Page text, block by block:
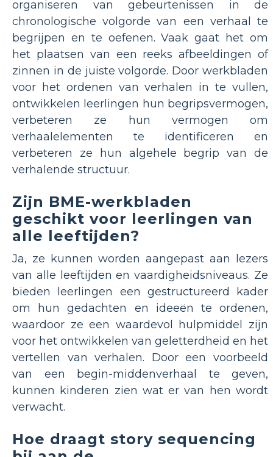
organiseren van gebeurtenissen in de
chronologische volgorde van een verhaal te
begrijpen en te oefenen. Vaak gaat het om
het plaatsen van een reeks afbeeldingen of
zinnen in de juiste volgorde. Door werkbladen
voor het ordenen van verhalen in te vullen,
ontwikkelen leerlingen hun begripsvermogen,
verbeteren ze hun vermogen om
verhaalelementen te identificeren en
verbeteren ze hun algehele begrip van de
verhalende structuur.
Zijn BME-werkbladen
geschikt voor leerlingen van
alle leeftijden?
Ja, ze kunnen worden aangepast aan lezers
van alle leeftijden en vaardigheidsniveaus. Ze
bieden leerlingen een gestructureerd kader
om hun gedachten en ideeën te ordenen,
waardoor ze een waardevol hulpmiddel zijn
voor het ontwikkelen van geletterdheid en het
vertellen van verhalen. Door een voorbeeld
van een begin-middenverhaal te geven,
kunnen kinderen zien wat er van hen wordt
verwacht.
Hoe draagt story sequencing